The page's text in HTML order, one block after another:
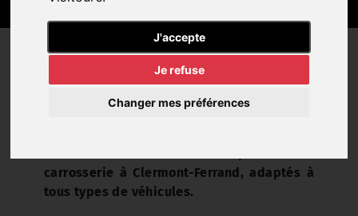
J'accepte
Je refuse
Changer mes préférences
Nos services Peinture/carrosserie
carrosserie à Clermont-Ferrand, adaptés à
tous types de véhicules.